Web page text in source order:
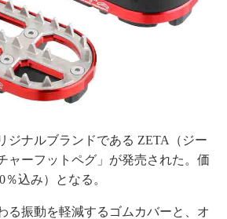
ジナルブランドである ZETA（ジー
ャーフットペグ」が発売された。価
込み）となる。
る振動を軽減するゴムカバーと、オ